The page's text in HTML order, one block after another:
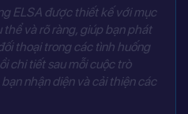
ELSA được thiết kế với mục
thể và rõ ràng, giúp bạn phát
thoại trong các tình huống
chi tiết sau mỗi cuộc trò
nhận diện và cải thiện các